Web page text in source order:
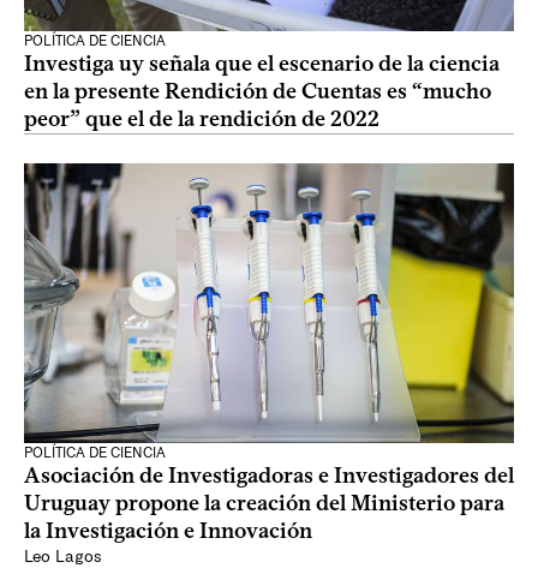
POLÍTICA DE CIENCIA
Investiga uy señala que el escenario de la ciencia
en la presente Rendición de Cuentas es “mucho
peor” que el de la rendición de 2022
POLÍTICA DE CIENCIA
Asociación de Investigadoras e Investigadores del
Uruguay propone la creación del Ministerio para
la Investigación e Innovación
Leo Lagos